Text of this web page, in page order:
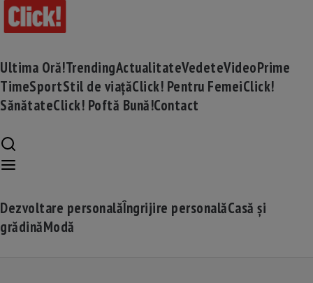
Ultima Oră!TrendingActualitateVedeteVideoPrime
TimeSportStil de viațăClick! Pentru FemeiClick!
SănătateClick! Poftă Bună!Contact
Dezvoltare personalăÎngrijire personalăCasă și
grădinăModă